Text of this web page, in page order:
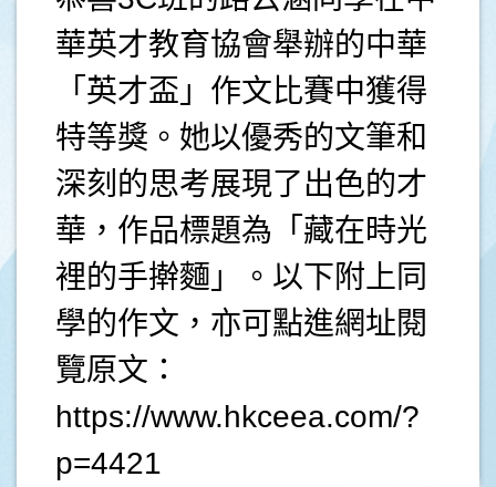
華英才教育協會舉辦的中華
「英才盃」作文比賽中獲得
特等獎。她以優秀的文筆和
深刻的思考展現了出色的才
華，作品標題為「藏在時光
裡的手擀麵」。以下附上同
學的作文，亦可點進網址閱
覽原文：
https://www.hkceea.com/?
p=4421